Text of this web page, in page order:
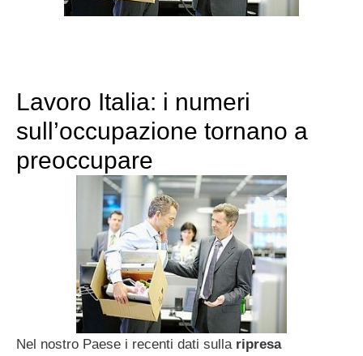
Lavoro Italia: i numeri
sull’occupazione tornano a
preoccupare
Nel nostro Paese i recenti dati sullaripresa